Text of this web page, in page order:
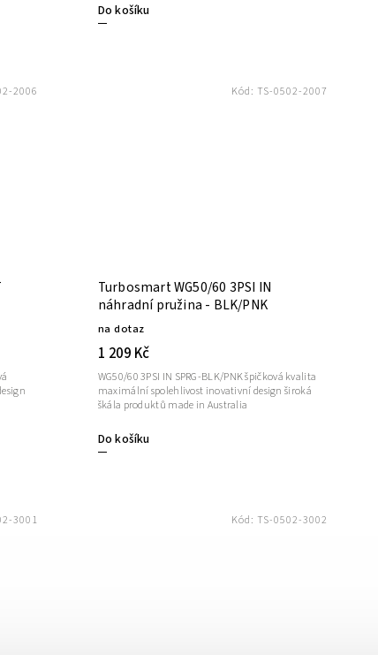
Do košíku
2006
Turbosmart WG50/60 3PSI IN
náhradní pružina - BLK/PNK
na dotaz
1 209 Kč
Do košíku
WG50/60 3PSI IN SPRG-BLK/PNK špičková kvalita
maximální spolehlivost inovativní design široká
škála produktů made in Australia
Kód: TS-0502-2007
3001 Kód: TS-0502-3002